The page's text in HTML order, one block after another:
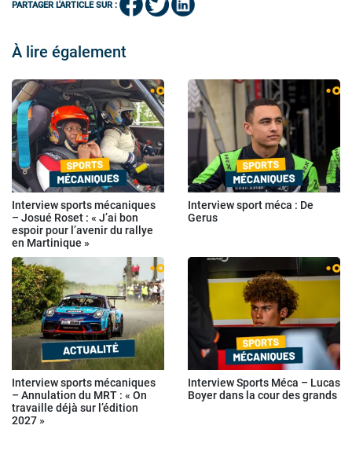
PARTAGER L'ARTICLE SUR :
À lire également
Interview sports mécaniques
– Josué Roset : « J’ai bon
espoir pour l’avenir du rallye
en Martinique »
Interview sport méca : De
Gerus
Interview sports mécaniques
– Annulation du MRT : « On
travaille déjà sur l’édition
2027 »
Interview Sports Méca – Lucas
Boyer dans la cour des grands